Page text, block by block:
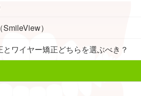
）
ワイヤー矯正どちらを選ぶべき？